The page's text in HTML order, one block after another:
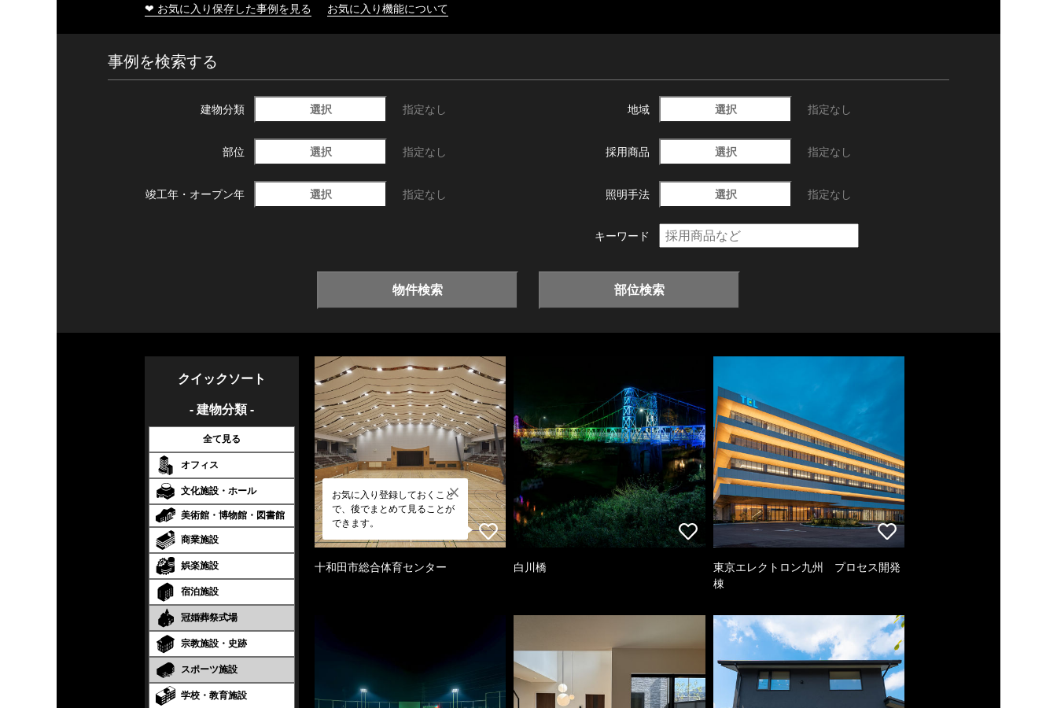
❤ お気に入り保存した事例を見る お気に入り機能について
事例を検索する
建物分類 選択 指定なし 地域 選択 指定なし
部位 選択 指定なし 採用商品 選択 指定なし
竣工年・ オープン年 選択 指定なし 照明手法 選択 指定なし
キーワード
物件検索 部位検索
クイックソート
- 建物分類 -
全て見る
オフィス
文化施設・ホール
美術館・博物館・図書館
商業施設
娯楽施設
宿泊施設
冠婚葬祭式場
宗教施設・史跡
スポーツ施設
学校・教育施設
お気に入り登録しておくこと
で、後でまとめて見ることが
できます。
十和田市総合体育センター 白川橋
東京エレクトロン九州 プロセス開発
棟